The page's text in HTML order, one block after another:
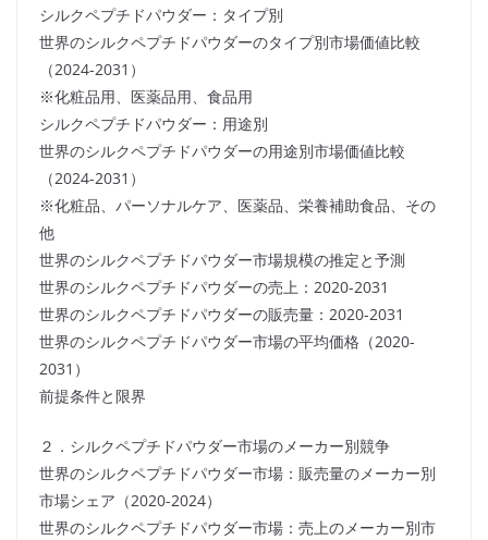
シルクペプチドパウダー：タイプ別
世界のシルクペプチドパウダーのタイプ別市場価値比較
（2024-2031）
※化粧品用、医薬品用、食品用
シルクペプチドパウダー：用途別
世界のシルクペプチドパウダーの用途別市場価値比較
（2024-2031）
※化粧品、パーソナルケア、医薬品、栄養補助食品、その
他
世界のシルクペプチドパウダー市場規模の推定と予測
世界のシルクペプチドパウダーの売上：2020-2031
世界のシルクペプチドパウダーの販売量：2020-2031
世界のシルクペプチドパウダー市場の平均価格（2020-
2031）
前提条件と限界
２．シルクペプチドパウダー市場のメーカー別競争
世界のシルクペプチドパウダー市場：販売量のメーカー別
市場シェア（2020-2024）
世界のシルクペプチドパウダー市場：売上のメーカー別市